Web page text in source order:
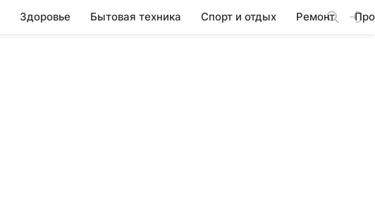
Здоровье Бытовая техника Спорт и отдых Ремонт